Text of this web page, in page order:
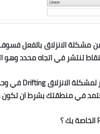
مشكلة الانزلاق بالفعل
تنتشر في اتجاه محدد وهو
في منطقتك بشرط ان تكون